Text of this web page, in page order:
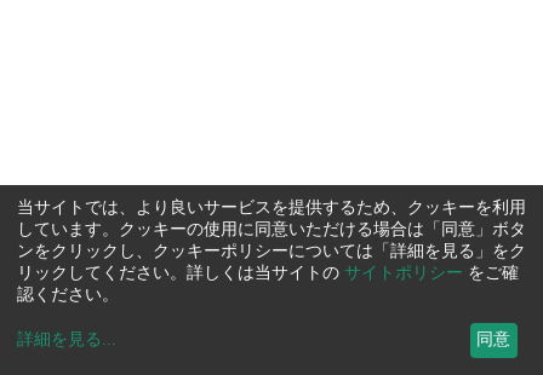
当サイトでは、より良いサービスを提供するため、クッキーを利用
しています。クッキーの使用に同意いただける場合は「同意」ボタ
ンをクリックし、クッキーポリシーについては「詳細を見る」をク
リックしてください。詳しくは当サイトの サイトポリシー をご確
認ください。
詳細を見る ... 同意